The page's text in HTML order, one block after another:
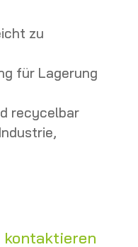
zu
für Lagerung
recycelbar
kontaktieren